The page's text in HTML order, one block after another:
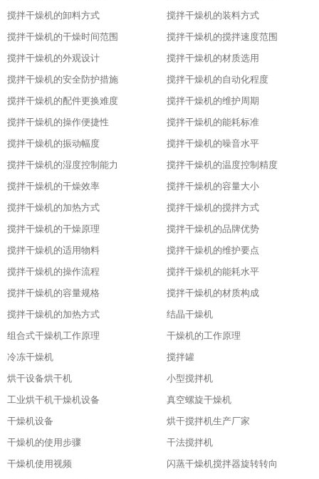
搅拌干燥机的卸料方式
搅拌干燥机的装料方式
搅拌干燥机的干燥时间范围
搅拌干燥机的搅拌速度范围
搅拌干燥机的外观设计
搅拌干燥机的材质选用
搅拌干燥机的安全防护措施
搅拌干燥机的自动化程度
搅拌干燥机的配件更换难度
搅拌干燥机的维护周期
搅拌干燥机的操作便捷性
搅拌干燥机的能耗标准
搅拌干燥机的振动幅度
搅拌干燥机的噪音水平
搅拌干燥机的湿度控制能力
搅拌干燥机的温度控制精度
搅拌干燥机的干燥效率
搅拌干燥机的容量大小
搅拌干燥机的加热方式
搅拌干燥机的搅拌方式
搅拌干燥机的干燥原理
搅拌干燥机的品牌优势
搅拌干燥机的适用物料
搅拌干燥机的维护要点
搅拌干燥机的操作流程
搅拌干燥机的能耗水平
搅拌干燥机的容量规格
搅拌干燥机的材质构成
搅拌干燥机的加热方式
结晶干燥机
组合式干燥机工作原理
干燥机的工作原理
冷冻干燥机
搅拌罐
烘干设备烘干机
小型搅拌机
工业烘干机干燥机设备
真空螺旋干燥机
干燥机设备
烘干搅拌机生产厂家
干燥机的使用步骤
干法搅拌机
干燥机使用视频
闪蒸干燥机搅拌器旋转转向